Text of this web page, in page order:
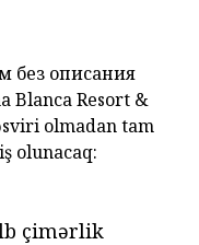
без описания
Blanca Resort &
olmadan tam
olunacaq:
çimərlik